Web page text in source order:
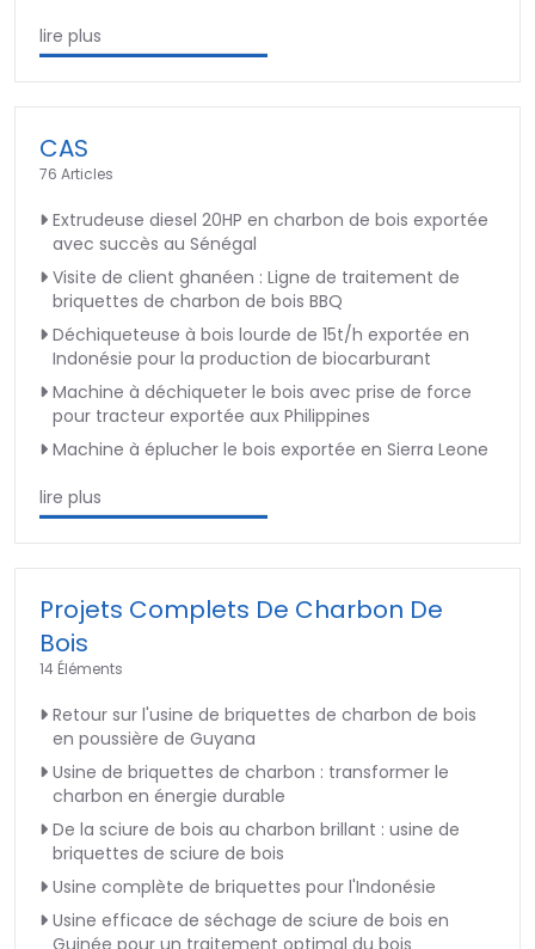
lire plus
CAS
76 Articles
Extrudeuse diesel 20HP en charbon de bois exportée
avec succès au Sénégal
Visite de client ghanéen : Ligne de traitement de
briquettes de charbon de bois BBQ
Déchiqueteuse à bois lourde de 15t/h exportée en
Indonésie pour la production de biocarburant
Machine à déchiqueter le bois avec prise de force
pour tracteur exportée aux Philippines
Machine à éplucher le bois exportée en Sierra Leone
lire plus
Projets Complets De Charbon De
Bois
14 Éléments
Retour sur l'usine de briquettes de charbon de bois
en poussière de Guyana
Usine de briquettes de charbon : transformer le
charbon en énergie durable
De la sciure de bois au charbon brillant : usine de
briquettes de sciure de bois
Usine complète de briquettes pour l'Indonésie
Usine efficace de séchage de sciure de bois en
Guinée pour un traitement optimal du bois